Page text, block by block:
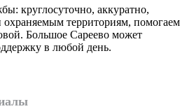
круглосуточно, аккуратно,
охраняемым территориям, помогаем
Большое Сареево может
в любой день.